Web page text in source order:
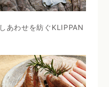
しあわせを紡ぐKLIPPAN